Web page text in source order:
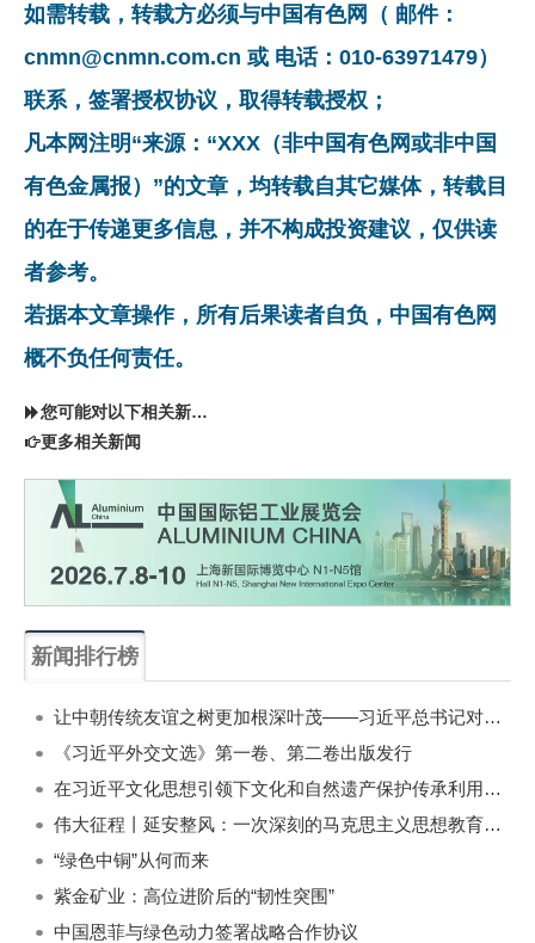
如需转载，转载方必须与中国有色网（ 邮件：
cnmn@cnmn.com.cn 或 电话：010-63971479）
联系，签署授权协议，取得转载授权；
凡本网注明“来源：“XXX（非中国有色网或非中国
有色金属报）”的文章，均转载自其它媒体，转载目
的在于传递更多信息，并不构成投资建议，仅供读
者参考。
若据本文章操作，所有后果读者自负，中国有色网
概不负任何责任。
您可能对以下相关新闻同样感兴趣
更多相关新闻
新闻排行榜
让中朝传统友谊之树更加根深叶茂——习近平总书记对朝鲜进行国事访问纪实
《习近平外交文选》第一卷、第二卷出版发行
在习近平文化思想引领下文化和自然遗产保护传承利用工作开创新局面
伟大征程丨延安整风：一次深刻的马克思主义思想教育运动
“绿色中铜”从何而来
紫金矿业：高位进阶后的“韧性突围”
中国恩菲与绿色动力签署战略合作协议